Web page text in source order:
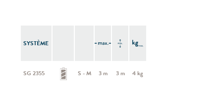
SYSTÈME
SG 2355 S - M 3 m 3 m 4 kg